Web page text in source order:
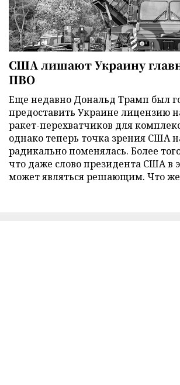
США лишают Украину
ПВО
Еще недавно Дональд Трамп был
предоставить Украине лицензию
ракет-перехватчиков для
однако теперь точка зрения США
радикально поменялась. Более
что даже слово президента США в
может являться решающим. Что